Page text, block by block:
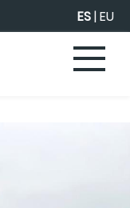
ES|EU